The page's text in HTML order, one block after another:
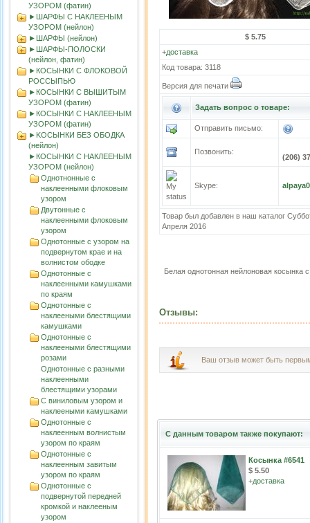
УЗОРОМ (фатин)
►ШАРФЫ С НАКЛЕЕНЫМ
УЗОРОМ (нейлон)
►ШАРФЫ (нейлон)
►ШАРФЫ-ПОЛОСКИ
(нейлон, фатин)
►КОСЫНКИ С ФЛОКОВОЙ
РОССЫПЬЮ
►КОСЫНКИ С ВЫШИТЫМ
УЗОРОМ (фатин)
►КОСЫНКИ С НАКЛЕЕНЫМ
УЗОРОМ (фатин)
►KOСЫНКИ БЕЗ ОБОДКА
(нейлон)
►КОСЫНКИ С НАКЛЕЕНЫМ
УЗОРОМ (нейлон)
Однотнонные с
наклеенными флоковым
узором
Двутонные с
наклеенными флоковым
узором
Однотонные с узором на
подвернутом крае и на
волнистом ободке
Однотонные с
наклеенными камушками
по краям
Однотонные с
наклееными блестящими
камушками
Однотонные с
наклееными блестящими
розами
Однотонные с разными
наклеенными
блестящими узорами
С виниловым узором и
наклееными камушками
Однотонные с
наклеенным волнистым
узорoм по краям
Однотонные с
наклеенным завитым
узорoм по краям
Однотонные с
подвернутой передней
кромкой и наклееным
узором
$ 5.75
+доставка
Код товара: 3118
Версия для печати
Задать вопрос о товаре:
Отправить письмо:
Позвонить:
(206)
Skype:
Товар был добавлен в наш каталог
Апреля 2016
Белая однотонная нейлоновая
Отзывы:
Ваш отзыв может быть
С данным товаром также покупают:
Косынка #6541
$ 5.50
+доставка